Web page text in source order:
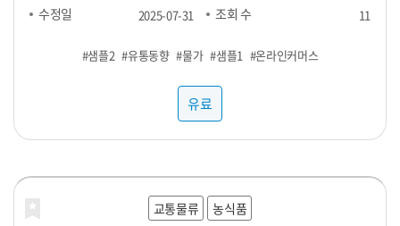
수정일 2025-07-31 조회 수 11
#샘플2 #유통동향 #물가 #샘플1 #온라인커머스
유료
교통물류 농식품